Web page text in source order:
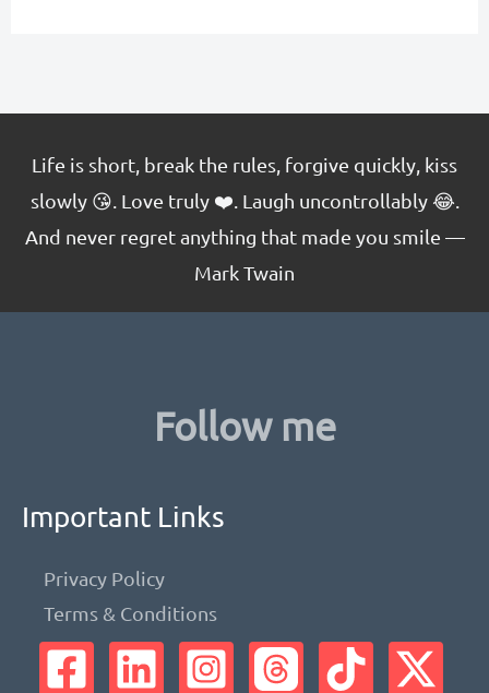
σε
Life is short, break the rules, forgive quickly, kiss
slowly 😘. Love truly ❤️. Laugh uncontrollably 😂.
And never regret anything that made you smile —
Mark Twain
Follow me
Important Links
Privacy Policy
Terms & Conditions